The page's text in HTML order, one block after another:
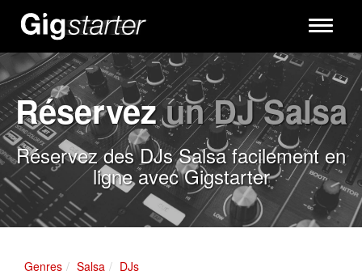
Toggle
Réservezun DJ Salsa
Réservez des DJs Salsa facilement en
ligne avec Gigstarter
Genres Salsa DJs